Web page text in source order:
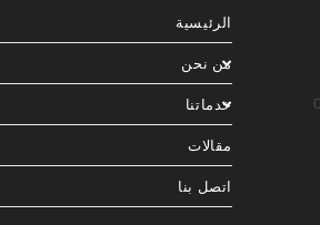
الرئيسية
من نحن
خدماتنا
مقالات
اتصل بنا